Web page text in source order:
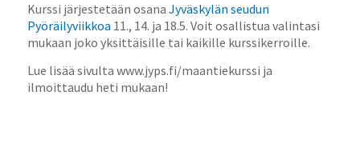
Kurssi järjestetään osana Jyväskylän seudun
Pyöräilyviikkoa 11., 14. ja 18.5. Voit osallistua valintasi
mukaan joko yksittäisille tai kaikille kurssikerroille.
Lue lisää sivulta www.jyps.fi/maantiekurssi ja
ilmoittaudu heti mukaan!